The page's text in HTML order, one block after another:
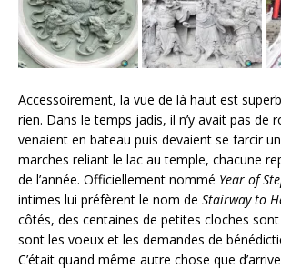
Accessoirement, la vue de là haut est
rien. Dans le temps jadis, il n’y avait pas de
venaient en bateau puis devaient se farcir
marches reliant le lac au temple, chacune
de l’année. Officiellement nommé Year of
intimes lui préfèrent le nom de Stairway to
côtés, des centaines de petites cloches
sont les voeux et les demandes de
C’était quand même autre chose que